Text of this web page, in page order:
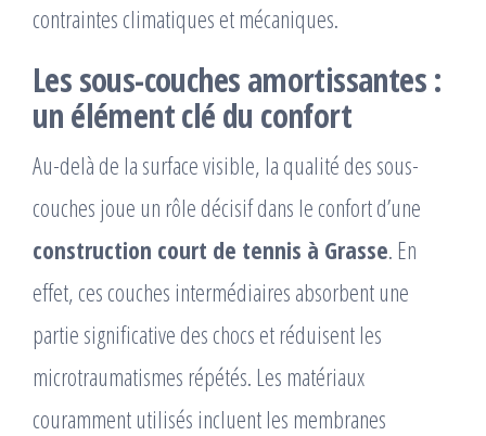
contraintes climatiques et mécaniques.
Les sous-couches amortissantes :
un élément clé du confort
Au-delà de la surface visible, la qualité des sous-
couches joue un rôle décisif dans le confort d’une
construction court de tennis à Grasse. En
effet, ces couches intermédiaires absorbent une
partie significative des chocs et réduisent les
microtraumatismes répétés. Les matériaux
couramment utilisés incluent les membranes